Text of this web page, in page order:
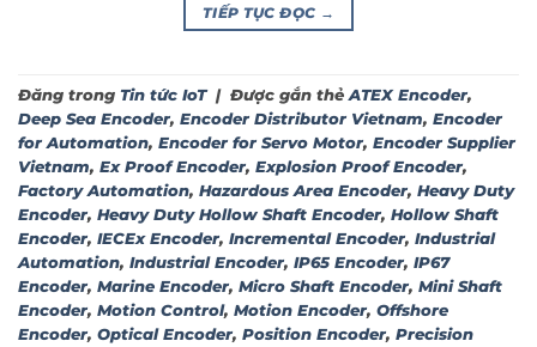
TIẾP TỤC ĐỌC →
Đăng trong Tin tức IoT | Được gắn thẻ ATEX Encoder,
Deep Sea Encoder, Encoder Distributor Vietnam, Encoder
for Automation, Encoder for Servo Motor, Encoder Supplier
Vietnam, Ex Proof Encoder, Explosion Proof Encoder,
Factory Automation, Hazardous Area Encoder, Heavy Duty
Encoder, Heavy Duty Hollow Shaft Encoder, Hollow Shaft
Encoder, IECEx Encoder, Incremental Encoder, Industrial
Automation, Industrial Encoder, IP65 Encoder, IP67
Encoder, Marine Encoder, Micro Shaft Encoder, Mini Shaft
Encoder, Motion Control, Motion Encoder, Offshore
Encoder, Optical Encoder, Position Encoder, Precision